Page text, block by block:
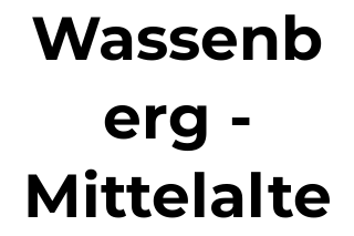
Wassenb
erg -
Mittelalte